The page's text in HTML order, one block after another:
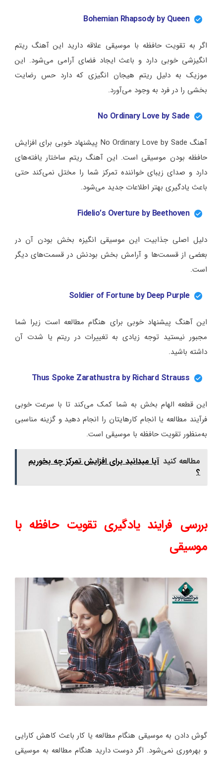
Bohemian Rhapsody by Queen
اگر به تقویت حافظه با موسیقی علاقه دارید این آهنگ ریتم
انگیزشی خوبی دارد و باعث ایجاد فضای آرامی می‌شود. این
موزیک به دلیل ریتم هیجان انگیزی که دارد حس رضایت
بخشی را در فرد به وجود می‌آورد.
No Ordinary Love by Sade
آهنگ No Ordinary Love by Sade پیشنهاد خوبی برای افزایش
حافظه بودن موسیقی است. این آهنگ ریتم ساختار یافته‌های
دارد و صدای زیبای خواننده تمرکز شما را مختل نمی‌کند حتی
باعث یادگیری بهتر اطلاعات جدید می‌شود.
Fidelio’s Overture by Beethoven
دلیل اصلی جذابیت این موسیقی انگیزه بخش بودن آن در
بعضی از قسمت‌ها و آرامش بخش بودنش در قسمت‌های دیگر
است.
Soldier of Fortune by Deep Purple
این آهنگ پیشنهاد خوبی برای هنگام مطالعه است زیرا شما
مجبور نیستید توجه زیادی به تغییرات در ریتم یا شدت آن
داشته باشید.
Thus Spoke Zarathustra by Richard Strauss
این قطعه الهام بخش به شما کمک می‌کند تا با سرعت خوبی
فرآیند مطالعه یا انجام کارهایتان را انجام دهید و گزینه مناسبی
به‌منظور تقویت حافظه با موسیقی است.
مطالعه کنید آیا میدانید برای افزایش تمرکز چه بخوریم
؟
بررسی فرایند یادگیری تقویت حافظه با
موسیقی
گوش دادن به موسیقی هنگام مطالعه یا کار باعث کاهش کارایی
و بهره‌وری نمی‌شود. اگر دوست دارید هنگام مطالعه به موسیقی